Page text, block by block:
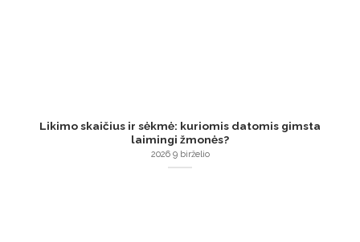
Likimo skaičius ir sėkmė: kuriomis datomis gimsta
laimingi žmonės?
2026 9 birželio